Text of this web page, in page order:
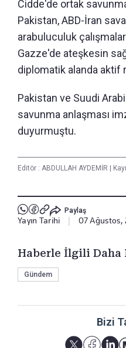
Cidde'de ortak
Pakistan, ABD-İran
arabuluculuk
Gazze'de ateşkesin
diplomatik alanda aktif
Pakistan ve Suudi
savunma anlaşması
duyurmuştu.
Editör : ABDULLAH AYDEMİR
Paylaş
Yayın Tarihi 07 Ağustos,
Haberle İlgili Daha
Gündem
Bizi